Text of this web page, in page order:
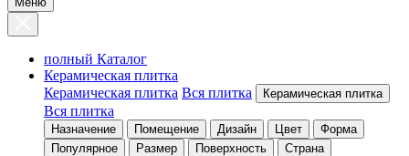
полный Каталог
Керамическая плитка
Керамическая плитка Вся плитка Керамическая плитка
Вся плитка
Назначение Помещение Дизайн Цвет
Форма
Популярное
Размер Поверхность Страна